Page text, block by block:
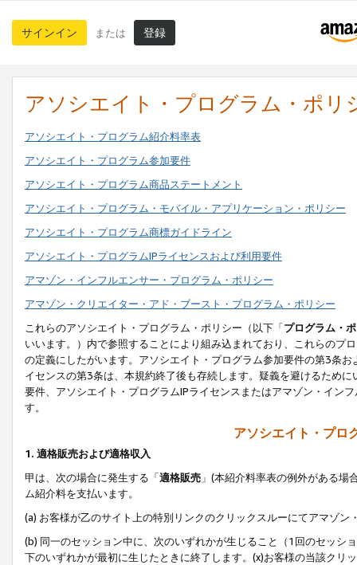
サインイン または 登録
アソシエイト・プログラム・ポリ
アソシエイト・プログラム紹介料率表
アソシエイト・プログラム参加要件
アソシエイト・プログラム商品ステートメント
アソシエイト・プログラム・モバイル・アプリケーション・ポリシー
アソシエイト・プログラム商標ガイドライン
アソシエイト・プログラムIPライセンスおよび利用要件
アマゾン・インフルエンサー・プログラム・ポリシー
アマゾン・クリエイター・アド・ブースト・プログラム・ポリシー
これらのアソシエイト・プログラム・ポリシー（以下「プログラム・
いいます。）内で参照することにより組み込まれており、これらのプ
の定義にしたがいます。アソシエイト・プログラム参加要件の第3条
イセンスの第3条は、本規約終了後も存続します。疑義を避けるため
要件、アソシエイト・プログラムIPライセンスまたはアマゾン・イン
す。
アソシエイト・プロ
1. 適格販売および適格収入
甲は、次の場合に発生する「適格販売 」(本紹介料率表の例外がある
ム紹介料を支払います。
(a) お客様が乙のサイト上の特別リンクのクリックスルーにてアマゾン
(b) 同一のセッション中に、次のいずれかが生じること（1回のセッシ
下のいずれかが最初に生じたときに終了します。(x)お客様の当該ク